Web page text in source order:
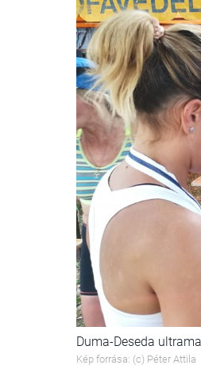
Duma-Deseda
Kép forrása: (c) Péter Attila